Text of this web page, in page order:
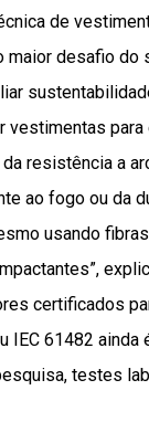
de
maior desafio do
vestimentas
resistência a
ao fogo ou da
usando
certificados
IEC 61482 ainda
testes